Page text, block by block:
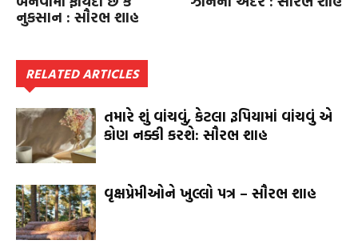
નુકસાન : સૌરભ શાહ
RELATED ARTICLES
તમારે શું વાંચવું, કેટલા રૂપિયામાં વાંચવું એ
કોણ નક્કી કરશે: સૌરભ શાહ
વૃક્ષપ્રેમીઓને ખુલ્લો પત્ર – સૌરભ શાહ